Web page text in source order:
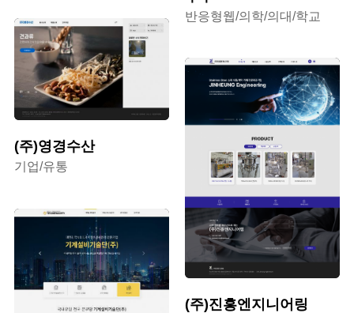
반응형웹/의학/의대/학교
(주)영경수산
기업/유통
(주)진흥엔지니어링